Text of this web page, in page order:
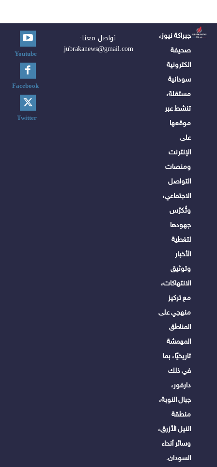
جبراكة نيوز،
صحيفة
الكترونية
سودانية
مستقلة،
تنشط عبر
موقعها
على
الإنترنت
ومنصات
التواصل
الاجتماعي،
وتُكرّس
جهودها
لتغطية
الأخبار
وتوثيق
الانتهاكات،
مع تركيز
منهجي على
المناطق
المهمشة
تاريخيًا، بما
في ذلك
دارفور،
جبال النوبة،
منطقة
النيل الأزرق،
وسائر أنحاء
السودان.
تواصل معنا:
jubrakanews@gmail.com
Youtube
Facebook
Twitter